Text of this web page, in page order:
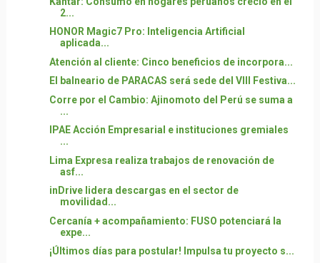
2...
HONOR Magic7 Pro: Inteligencia Artificial
aplicada...
Atención al cliente: Cinco beneficios de incorpora...
El balneario de PARACAS será sede del VIII Festiva...
Corre por el Cambio: Ajinomoto del Perú se suma a
...
IPAE Acción Empresarial e instituciones gremiales
...
Lima Expresa realiza trabajos de renovación de
asf...
inDrive lidera descargas en el sector de
movilidad...
Cercanía + acompañamiento: FUSO potenciará la
expe...
¡Últimos días para postular! Impulsa tu proyecto s...